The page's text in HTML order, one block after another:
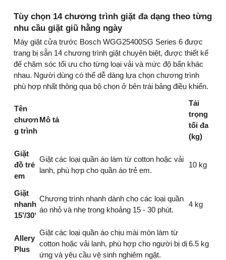
Tùy chọn 14 chương trình giặt đa dạng theo từng
nhu cầu giặt giũ hằng ngày
Máy giặt cửa trước Bosch WGG25400SG Series 6 được
trang bị sẵn 14 chương trình giặt chuyên biệt, được thiết kế
để chăm sóc tối ưu cho từng loại vải và mức độ bẩn khác
nhau. Người dùng có thể dễ dàng lựa chọn chương trình
phù hợp nhất thông qua bộ chọn ở bên trái bảng điều khiển.
Tên
chươn
g trình
Mô tả
Tải
trọng
tối đa
(kg)
Giặt
đồ trẻ
em
Giặt các loại quần áo làm từ cotton hoặc vải
lanh, phù hợp cho quần áo trẻ em.
10 kg
Giặt
nhanh
15’/30‘
Chương trình nhanh dành cho các loại quần
áo nhỏ và nhẹ trong khoảng 15 - 30 phút.
4 kg
Allery
Plus
Giặt các loại quần áo chịu mài mòn làm từ
cotton hoặc vải lanh, phù hợp cho người bị dị
ứng và yêu cầu vệ sinh nghiêm ngặt.
6.5 kg